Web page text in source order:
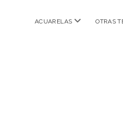
ACUARELAS abrir
OTRAS